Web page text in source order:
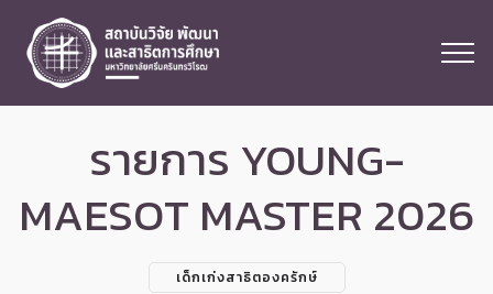
รายการ YOUNG-
MAESOT MASTER 2026
เด็กเก่งสาธิตองครักษ์